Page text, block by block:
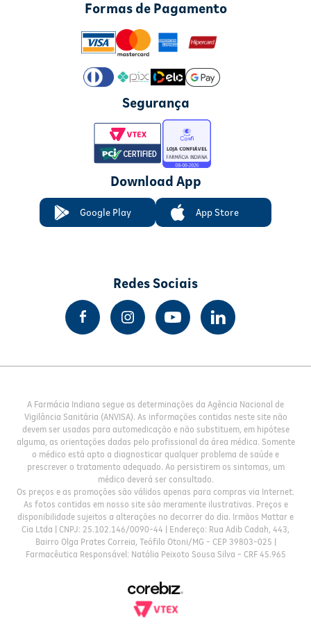
Formas de Pagamento
Segurança
Download App
Google Play App Store
Redes Sociais
A Farmácia Indiana segue as determinações da Agência Nacional de
Vigilância Sanitária (ANVISA). As informações contidas neste site não
devem ser usadas para automedicação e não substituem, em hipótese
alguma, as orientações dadas pelo profissional da área médica. Somente
o médico está apto a diagnosticar qualquer problema de saúde e
prescrever o tratamento adequado. Ao persistirem os sintomas, um
médico deverá ser consultado.
Os preços e as promoções são válidos apenas para compras via Internet.
As fotos contidas em nosso site são meramente ilustrativas. Preços e
disponibilidade sujeitos a alterações no decorrer do dia. Irmãos Mattar e
Cia Ltda | CNPJ: 25.102.146/0090-44 | Endereço: Rua Adib Cadah, 443,
Bairro Olga Prates Correia, Teófilo Otoni/MG - CEP 39803-025 |
Farmacêutica Responsável: Natália Peixoto Sousa Silva - CRF 45.965